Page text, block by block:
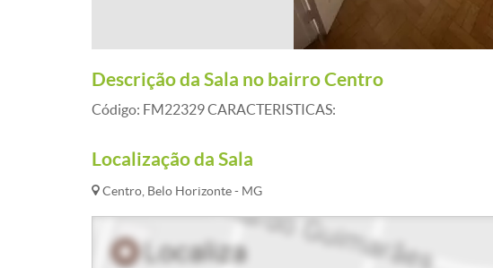
Descrição da Sala no bairro Centro
Código: FM22329 CARACTERISTICAS:
Localização da Sala
Centro, Belo Horizonte - MG